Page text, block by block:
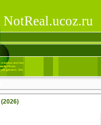
NotReal.ucoz.ru